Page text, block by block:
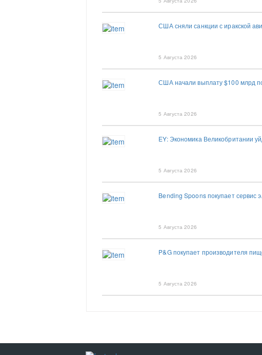
США сняли санкции с иракской
5 Августа 2026
США начали выплату $100 млрд
5 Августа 2026
EY: Экономика Великобритании
5 Августа 2026
Bending Spoons покупает сервис
5 Августа 2026
P&G покупает производителя
5 Августа 2026